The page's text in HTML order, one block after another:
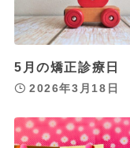
5月の矯正診療日
2026年3月18日